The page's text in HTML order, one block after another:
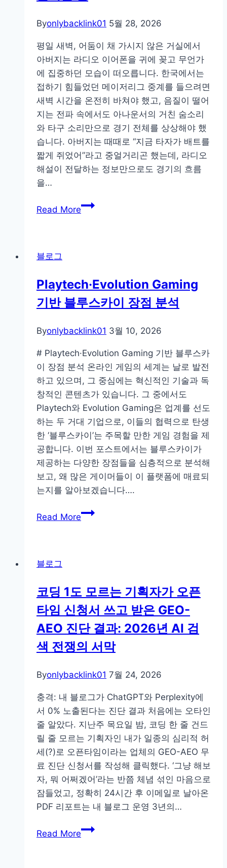
화
핵
심
전
략:
사
용
자
경
험
향
상
한
터
분
Byonlybacklink01 5월 28, 2026
평일 새벽, 어둠이 채 가시지 않은 거실에서
아버지는 라디오 이어폰을 귀에 꽂고 무언가
에 집중하던 모습이 떠오릅니다. 한국에서는
접하기 힘들었던 메이저리그 중계를 들으려면
새벽 시간을 온전히 바쳐야 했고, 음질이 떨어
지는 전파 속에서도 아나운서의 거친 숨소리
와 타구 소리만으로 경기 전체를 상상해야 했
습니다. 아버지는 때때로 “지금 타자가 배트를
짧게 쥐었어”라고 중얼거리곤 했는데, 라디오
해설이 전달하는 정보만으로도 경기의 흐름
을…
Read MoreMLB
비
자
해
로
원
어
생
중
계
의
짜
릿
함
을
배
법
블로그
Playtech·Evolution Gaming
기반 블루스카이 장점 분석
Byonlybacklink01 3월 10, 2026
# Playtech·Evolution Gaming 기반 블루스카
이 장점 분석 온라인 게임의 세계는 날로 발전
하고 있으며, 그 중심에는 혁신적인 기술과 독
창적인 콘텐츠가 있습니다. 그 중에서도
Playtech와 Evolution Gaming은 업계를 선도
하는 두 거대 기업으로, 이들의 협력으로 탄생
한 ‘블루스카이’는 주목할 만한 게임 경험을 제
공합니다. 이번 포스트에서는 블루스카이가
제공하는 다양한 장점들을 심층적으로 분석해
보고, 왜 많은 게이머들이 이 플랫폼에 매료되
는지를 알아보겠습니다….
Read MorePlaytech·Evolution
스
카
이
장
점
석
블로그
코딩 1도 모르는 기획자가 오픈
타임 신청서 쓰고 받은 GEO-
AEO 진단 결과: 2026년 AI 검
색 전쟁의 서막
Byonlybacklink01 7월 24, 2026
충격: 내 블로그가 ChatGPT와 Perplexity에
서 0% 노출된다는 진단 결과 처음에는 오타인
줄 알았다. 지난주 목요일 밤, 코딩 한 줄 건드
릴 줄 모르는 기획자인 내가 일종의 심리적 허
세(?)로 오픈타임이라는 업체의 GEO-AEO 무
료 진단 신청서를 작성해 클릭했다. ‘그냥 해보
자, 뭐 어쩌겠어’라는 반쯤 체념 섞인 마음으로
잠들었고, 정확히 24시간 후 이메일로 날아온
PDF 리포트는 내 블로그 운영 3년의…
Read More코